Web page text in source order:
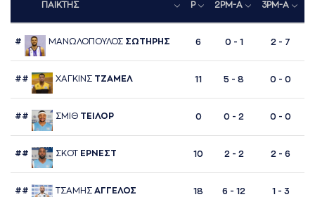
ΠΑΙΚΤΗΣ P 2PM-A 3PM-A
# ΜAΝΩΛΟΠΟΥΛΟΣ ΣΩΤΗΡΗΣ 6 0 - 1 2 - 7
## ΧAΓΚΙΝΣ ΤΖAΜΕΛ 11 5 - 8 0 - 0
## ΣΜΙΘ ΤΕΙΛΟΡ 0 0 - 2 0 - 0
## ΣΚΟΤ ΕΡΝΕΣΤ 10 2 - 2 2 - 6
## ΤΣAΜΗΣ AΓΓΕΛΟΣ 18 6 - 12 1 - 3